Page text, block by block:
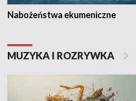
Nabożeństwa ekumeniczne
MUZYKA I ROZRYWKA